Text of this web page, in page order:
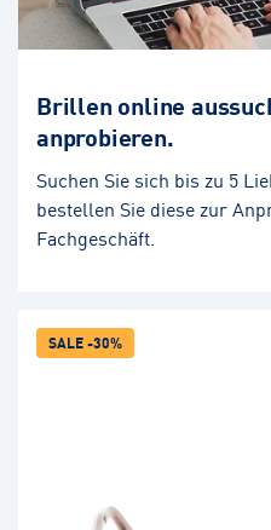
Brillen online
anprobieren.
Suchen Sie sich bis zu 5
bestellen Sie diese zur
Fachgeschäft.
SALE -30%